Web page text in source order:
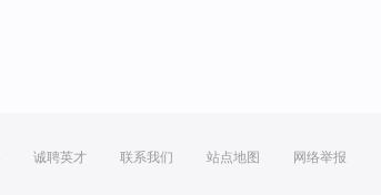
诚聘英才 联系我们 站点地图 网络举报